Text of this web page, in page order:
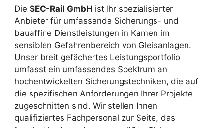
Die SEC-Rail GmbH ist Ihr spezialisierter
Anbieter für umfassende Sicherungs- und
bauaffine Dienstleistungen in Kamen im
sensiblen Gefahrenbereich von Gleisanlagen.
Unser breit gefächertes Leistungsportfolio
umfasst ein umfassendes Spektrum an
hochentwickelten Sicherungstechniken, die auf
die spezifischen Anforderungen Ihrer Projekte
zugeschnitten sind. Wir stellen Ihnen
qualifiziertes Fachpersonal zur Seite, das